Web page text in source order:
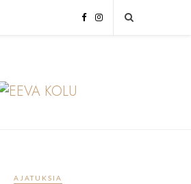
AJATUKSIA